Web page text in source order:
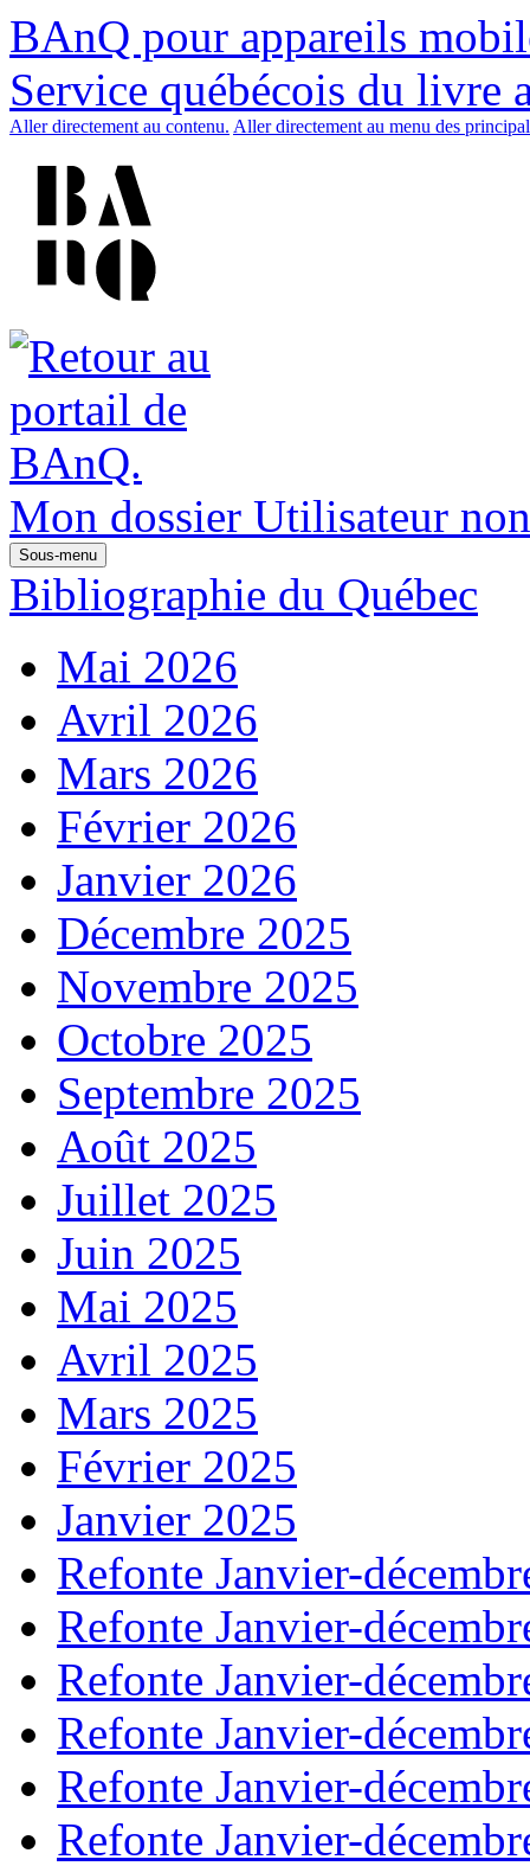
BAnQ pour appareils
Service québécois du livre
Aller directement au contenu. Aller directement au menu des
Mon dossier Utilisateur
Sous-menu
Bibliographie du Québec
Mai 2026
Avril 2026
Mars 2026
Février 2026
Janvier 2026
Décembre 2025
Novembre 2025
Octobre 2025
Septembre 2025
Août 2025
Juillet 2025
Juin 2025
Mai 2025
Avril 2025
Mars 2025
Février 2025
Janvier 2025
Refonte Janvier-
Refonte Janvier-
Refonte Janvier-
Refonte Janvier-
Refonte Janvier-
Refonte Janvier-